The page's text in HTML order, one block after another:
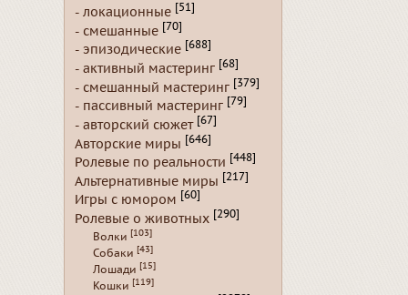
- локационные [51]
- смешанные [70]
- эпизодические [688]
- активный мастеринг [68]
- смешанный мастеринг [379]
- пассивный мастеринг [79]
- авторский сюжет [67]
Авторские миры [646]
Ролевые по реальности [448]
Альтернативные миры [217]
Игры с юмором [60]
Ролевые о животных [290]
Волки [103]
Собаки [43]
Лошади [15]
Кошки [119]